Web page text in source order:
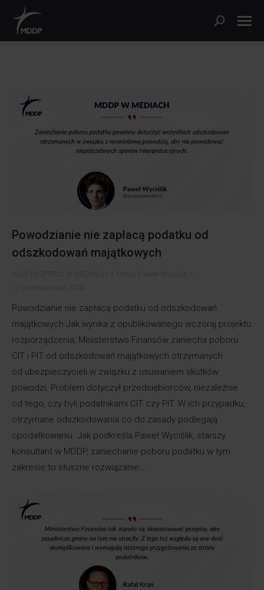
Szukaj:
Powodzianie nie zapłacą podatku od
odszkodowań majątkowych
Powodzianie nie zapłacą podatku od odszkodowań
majątkowych Jak wynika z opublikowanego wczoraj projektu
rozporządzenia, Ministerstwo Finansów zaniecha poboru
CIT i PIT od odszkodowań majątkowych otrzymanych
od ubezpieczycieli w związku z usuwaniem skutków
powodzi. Problem dotyczył przedsiębiorców, niezależnie
od tego, czy byli podatnikami CIT czy PIT. W ich przypadku,
otrzymane odszkodowania co do zasady podlegają
opodatkowaniu. Jak podkreśla Paweł Wyciślik, starszy
konsultant w MDDP, zaniechanie poboru podatku w tym
zakresie to słuszne rozwiązanie:…